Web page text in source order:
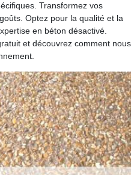
Transformez vos
Optez pour la qualité et la
en béton désactivé.
et découvrez comment nous